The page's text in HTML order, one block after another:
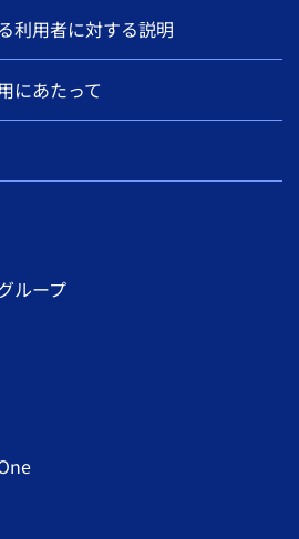
利用者に対する説明
にあたって
ループ